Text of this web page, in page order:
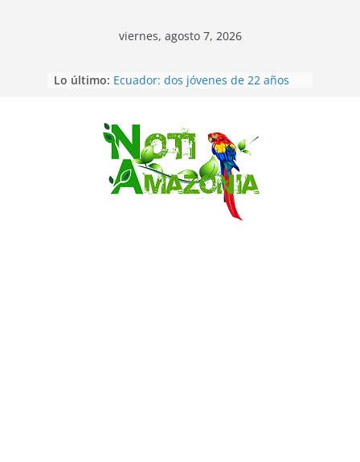
Saltar
viernes, agosto 7, 2026
Lo último: Ecuador: dos jóvenes de 22 años
Sentencian a 34 años de prisión a
implicados en caso de Alison,
oriunda de Tena
Vozinha, el arquero sensación de
cabo Verde, ya llegó para
incorporarse a Colo Colo de Chile
Pastaza: la parroquia Diez de